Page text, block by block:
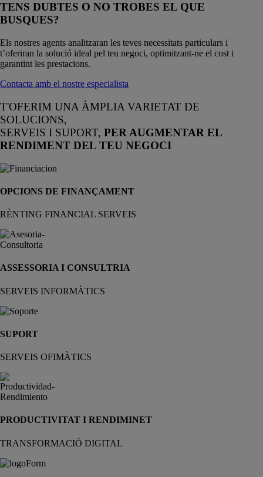
TENS DUBTES O NO TROBES EL QUE
BUSQUES?
Els nostres agents analitzaran les teves necessitats particulars i
t’oferiran la solució ideal pel teu negoci, optimitzant-ne el cost i
garantint les prestacions.
Contacta amb el nostre especialista
T'OFERIM UNA ÀMPLIA VARIETAT DE
SOLUCIONS,
SERVEIS I SUPORT, PER AUGMENTAR EL
RENDIMENT DEL TEU NEGOCI
OPCIONS DE FINANÇAMENT
RÈNTING FINANCIAL SERVEIS
ASSESSORIA I CONSULTRIA
SERVEIS INFORMÀTICS
SUPORT
SERVEIS OFIMÀTICS
PRODUCTIVITAT I RENDIMINET
TRANSFORMACIÓ DIGITAL